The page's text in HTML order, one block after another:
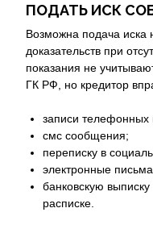
ПОДАТЬ ИСК
Возможна подача иска
доказательств при
показания не
ГК РФ, но кредитор
записи телефонных
смс сообщения;
переписку в
электронные
банковскую
расписке.